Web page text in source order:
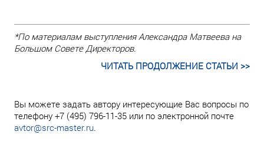
*По материалам выступления Александра Матвеева на
Большом Совете Директоров.
ЧИТАТЬ ПРОДОЛЖЕНИЕ СТАТЬИ >>
Вы можете задать автору интересующие Вас вопросы по
телефону +7 (495) 796-11-35 или по электронной почте
avtor@src-master.ru.